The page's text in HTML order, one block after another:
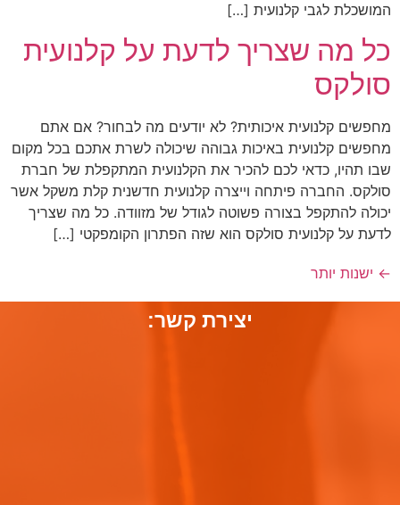
המושכלת לגבי קלנועית […]
כל מה שצריך לדעת על קלנועית
סולקס
מחפשים קלנועית איכותית? לא יודעים מה לבחור? אם אתם
מחפשים קלנועית באיכות גבוהה שיכולה לשרת אתכם בכל מקום
שבו תהיו, כדאי לכם להכיר את הקלנועית המתקפלת של חברת
סולקס. החברה פיתחה וייצרה קלנועית חדשנית קלת משקל אשר
יכולה להתקפל בצורה פשוטה לגודל של מזוודה. כל מה שצריך
לדעת על קלנועית סולקס הוא שזה הפתרון הקומפקטי […]
← ישנות יותר
יצירת קשר: